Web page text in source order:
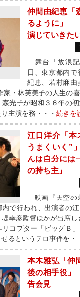
仲間由紀恵「
るように」
演じていきたい
舞台「放浪記
日、東京都内で
紀恵、若村麻由
・林芙美子の人生の喜
森光子が昭和３６年の
主演を務・・・ 続きを
江口洋介「本
うまくいく”
んは自分には
の持ち主」
映画『天空の
で行われ、出演者の
堤幸彦監督ほかが出席
リコプター「ビッグＢ
るというテロ事件を・
本木雅弘「仲
後の相手役」
告会見